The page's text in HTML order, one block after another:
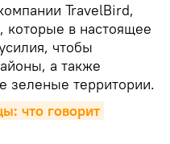
TravelBird,
которые в настоящее
чтобы
а также
зеленые территории.
что говорит